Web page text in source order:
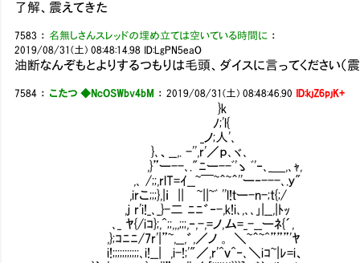
了解、震えてきた
7583 ： 名無しさんスレッドの埋め立ては空いている時間に ：
2019/08/31(土) 08:48:14.98 ID:LgPN5eaO
油断なんぞもとよりするつもりは毛頭、ダイスに言ってください（震
7584 ： こたつ ◆NcOSWbv4bM ：2019/08/31(土) 08:48:46.90 ID:kjZ6pjK+
}k
ﾉ;'l{
_ノ;人'､
}､、__,. -'',r'／ｐ､ヾ､
,}”ー--､."ﾆー--ﾞ'ゝ ﾞ'‐､_＿,､ｬ,
,､ /;;,rlT=ｲ__~￣~＾~＾''ー‐---､.ｙ"
,irこ;;;},|ｉ || ~||~ﾞ ''l!ｔー-n-;t{;/
,ｊ r'i!_､_}-二 ﾆﾆ゛‐-,k!i､,､､｣|__,|ﾄｯ
､_ ﾔ{/iｺ};,^;;,,,;;;,‐,-,=ノ,ム=_-__ーﾈ{´,
,};ｺﾆﾆ/7r'|”~,__,゛,／ノ 。 ＼~＾~^”””'ﾔ
i!;;;;;;;;;;;､i!__| ,i-!;'"／,r'^ｖ^‐､＼iｺ~|ﾚ=i、